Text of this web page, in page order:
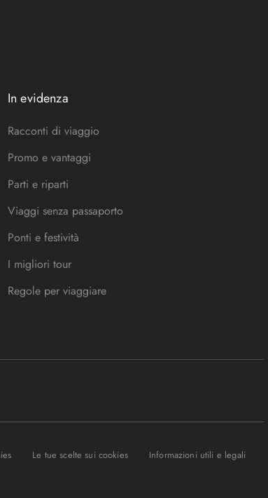
In evidenza
Racconti di viaggio
Promo e vantaggi
Parti e riparti
Viaggi senza passaporto
Ponti e festività
I migliori tour
Regole per viaggiare
Le tue scelte sui cookies Informazioni utili e legali